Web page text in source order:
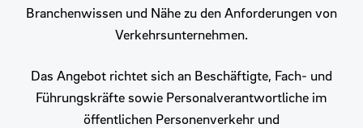
Branchenwissen und Nähe zu den Anforderungen von
Verkehrsunternehmen.
Das Angebot richtet sich an Beschäftigte, Fach- und
Führungskräfte sowie Personalverantwortliche im
öffentlichen Personenverkehr und